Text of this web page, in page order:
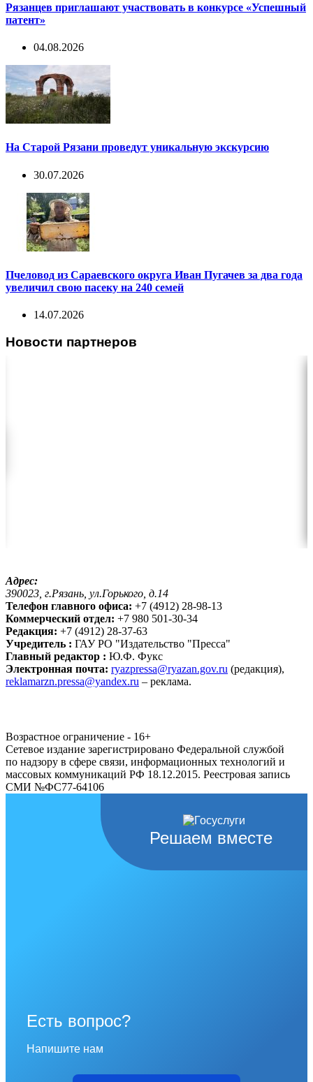
Рязанцев приглашают участвовать в конкурсе «Успешный
патент»
04.08.2026
На Старой Рязани проведут уникальную экскурсию
30.07.2026
Пчеловод из Сараевского округа Иван Пугачев за два года
увеличил свою пасеку на 240 семей
14.07.2026
Новости партнеров
Адрес:
390023, г.Рязань, ул.Горького, д.14
Телефон главного офиса: +7 (4912) 28-98-13
Коммерческий отдел: +7 980 501-30-34
Редакция: +7 (4912) 28-37-63
Учредитель : ГАУ РО "Издательство "Пресса"
Главный редактор : Ю.Ф. Фукс
Электронная почта: ryazpressa@ryazan.gov.ru (редакция),
reklamarzn.pressa@yandex.ru – реклама.
Возрастное ограничение - 16+
Сетевое издание зарегистрировано Федеральной службой
по надзору в сфере связи, информационных технологий и
массовых коммуникаций РФ 18.12.2015. Реестровая запись
СМИ №ФС77-64106
Решаем вместе
Есть вопрос?
Напишите нам